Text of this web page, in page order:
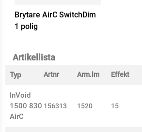
Brytare AirC SwitchDim
1 polig
Artikellista
Typ Artnr Arm.lm Effekt
InVoid
1500 830
AirC
156313 1520 15